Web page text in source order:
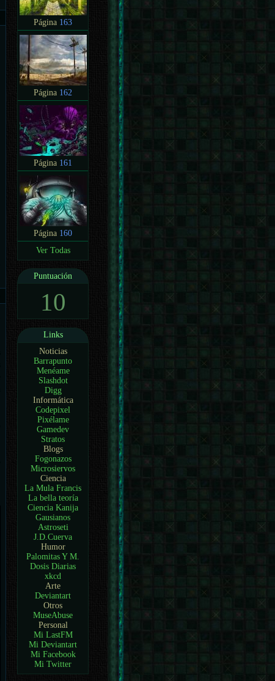
Página 163
Página 162
Página 161
Página 160
Ver Todas
Puntuación
10
Links
Noticias
Barrapunto
Menéame
Slashdot
Digg
Informática
Codepixel
Pixélame
Gamedev
Stratos
Blogs
Fogonazos
Microsiervos
Ciencia
La Mula Francis
La bella teoría
Ciencia Kanija
Gausianos
Astroseti
J.D.Cuerva
Humor
Palomitas Y M.
Dosis Diarias
xkcd
Arte
Deviantart
Otros
MuseAbuse
Personal
Mi LastFM
Mi Deviantart
Mi Facebook
Mi Twitter